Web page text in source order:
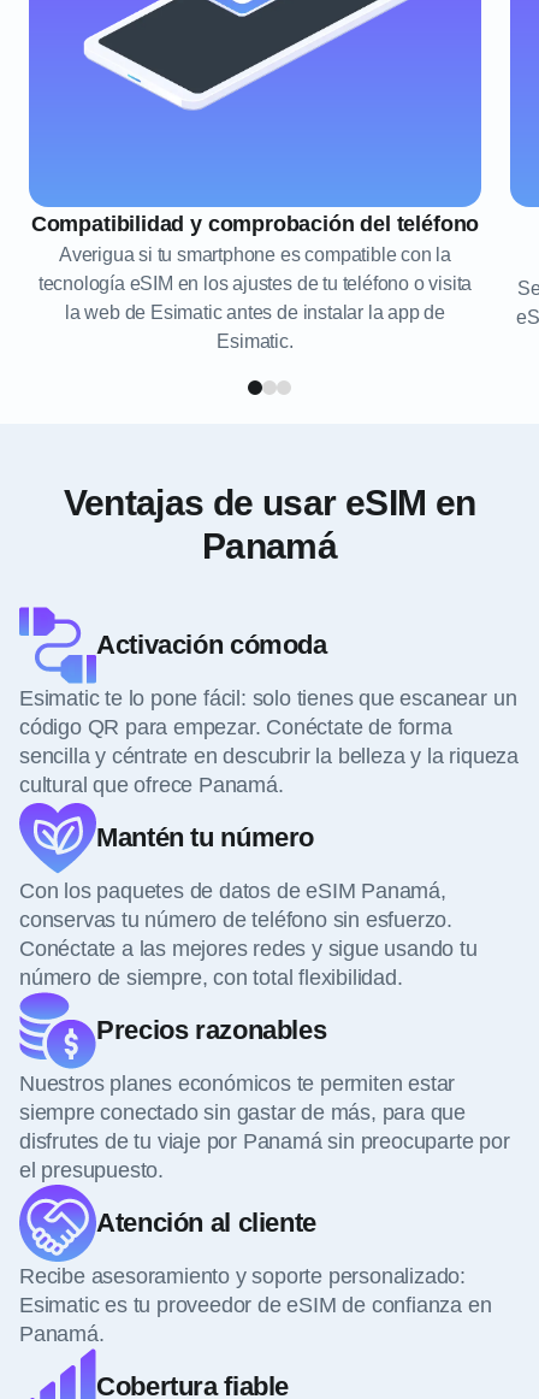
Compatibilidad y comprobación del teléfono
Averigua si tu smartphone es compatible con la
tecnología eSIM en los ajustes de tu teléfono o visita
la web de Esimatic antes de instalar la app de
Esimatic.
Ventajas de usar eSIM en
Panamá
Activación cómoda
Esimatic te lo pone fácil: solo tienes que escanear un
código QR para empezar. Conéctate de forma
sencilla y céntrate en descubrir la belleza y la riqueza
cultural que ofrece Panamá.
Mantén tu número
Con los paquetes de datos de eSIM Panamá,
conservas tu número de teléfono sin esfuerzo.
Conéctate a las mejores redes y sigue usando tu
número de siempre, con total flexibilidad.
Precios razonables
Nuestros planes económicos te permiten estar
siempre conectado sin gastar de más, para que
disfrutes de tu viaje por Panamá sin preocuparte por
el presupuesto.
Atención al cliente
Recibe asesoramiento y soporte personalizado:
Esimatic es tu proveedor de eSIM de confianza en
Panamá.
Cobertura fiable